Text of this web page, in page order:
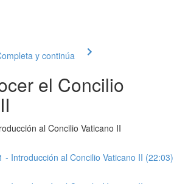
y continúa
el Concilio
al Concilio Vaticano II
- Introducción al Concilio Vaticano II (22:03)